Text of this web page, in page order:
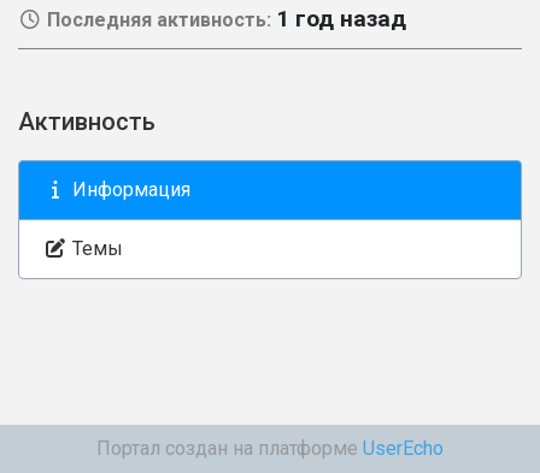
Последняя активность: 1 год назад
Активность
Информация
Темы
Портал создан на платформе UserEcho